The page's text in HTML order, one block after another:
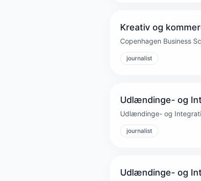
Kreativ og
Copenhagen Business
journalist
Udlændinge- og
Udlændinge- og
journalist
Udlændinge- og